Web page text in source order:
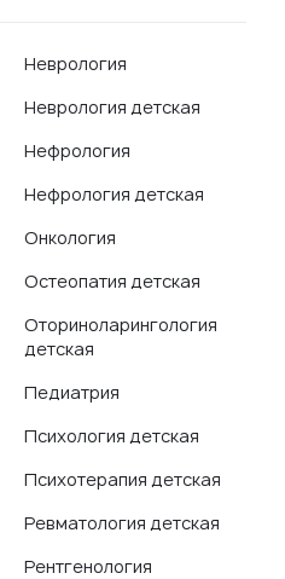
Неврология
Неврология детская
Нефрология
Нефрология детская
Онкология
Остеопатия детская
Оториноларингология
детская
Педиатрия
Психология детская
Психотерапия детская
Ревматология детская
Рентгенология